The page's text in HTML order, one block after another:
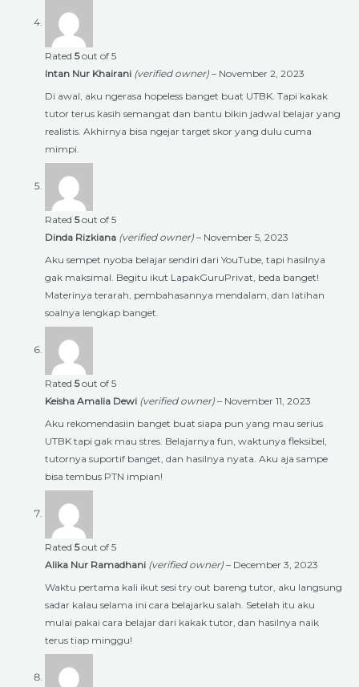
Rated 5out of 5
Intan Nur Khairani (verified owner) – November 2, 2023
Di awal, aku ngerasa hopeless banget buat UTBK. Tapi kakak
tutor terus kasih semangat dan bantu bikin jadwal belajar yang
realistis. Akhirnya bisa ngejar target skor yang dulu cuma
mimpi.
Rated 5out of 5
Dinda Rizkiana (verified owner) – November 5, 2023
Aku sempet nyoba belajar sendiri dari YouTube, tapi hasilnya
gak maksimal. Begitu ikut LapakGuruPrivat, beda banget!
Materinya terarah, pembahasannya mendalam, dan latihan
soalnya lengkap banget.
Rated 5out of 5
Keisha Amalia Dewi (verified owner) – November 11, 2023
Aku rekomendasiin banget buat siapa pun yang mau serius
UTBK tapi gak mau stres. Belajarnya fun, waktunya fleksibel,
tutornya suportif banget, dan hasilnya nyata. Aku aja sampe
bisa tembus PTN impian!
Rated 5out of 5
Alika Nur Ramadhani (verified owner) – December 3, 2023
Waktu pertama kali ikut sesi try out bareng tutor, aku langsung
sadar kalau selama ini cara belajarku salah. Setelah itu aku
mulai pakai cara belajar dari kakak tutor, dan hasilnya naik
terus tiap minggu!